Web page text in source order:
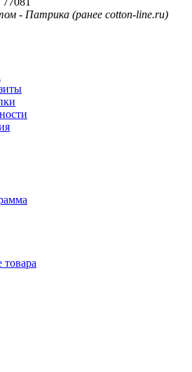
- Патрика (ранее cotton-line.ru)